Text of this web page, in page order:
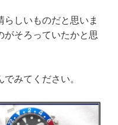
らしいものだと思いま
がそろっていたかと思
みてください。